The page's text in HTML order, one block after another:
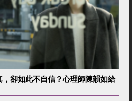
卻如此不自信？心理師陳韻如給